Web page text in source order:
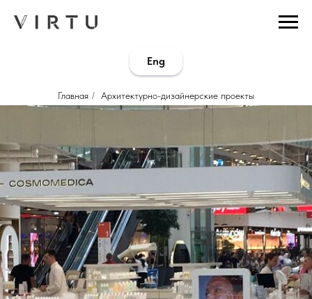
Eng
Главная / Архитектурно-дизайнерские проекты